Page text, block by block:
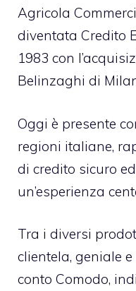
Agricola
diventata Credito
1983 con
Belinzaghi di
Oggi è presente
regioni italiane,
di credito sicuro
un’esperienza
Tra i diversi
clientela, geniale
conto Comodo,